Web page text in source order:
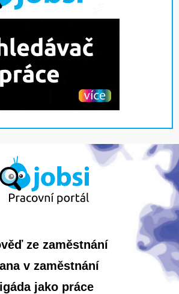
ze zaměstnání
v zaměstnání
jako práce